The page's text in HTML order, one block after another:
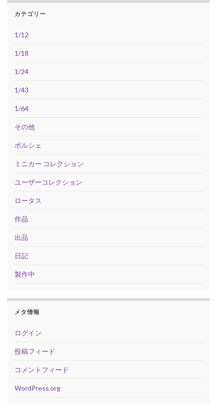
カテゴリー
1/12
1/18
1/24
1/43
1/64
その他
ポルシェ
ミニカー コレクション
ユーザーコレクション
ロータス
作品
出品
日記
製作中
メタ情報
ログイン
投稿フィード
コメントフィード
WordPress.org